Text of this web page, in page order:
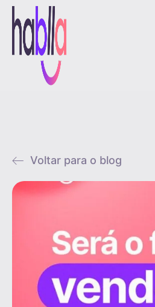
Voltar para o blog